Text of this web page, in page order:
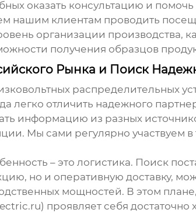
оказать консультацию и
нашим клиентам проводить
организации производства,
получения образцов
Рынка и Поиск
распределительных
легко отличить надежного
информацию из разных
Мы сами регулярно участвуем
– это логистика. Поиск
но и оперативную доставку,
мощностей. В этом
проявляет себя